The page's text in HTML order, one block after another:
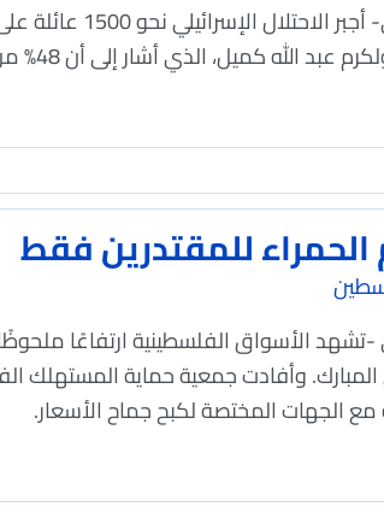
الاقتصادي-
أشار إلى أن 48% من سكان المخيم اضطروا لمغادرته.
الحمراء للمقتدرين فقط
تشهد الأسواق الفلسطينية ارتفاعًا
وأفادت جمعية حماية المستهلك
مع الجهات المختصة لكبح جماح الأسعار.